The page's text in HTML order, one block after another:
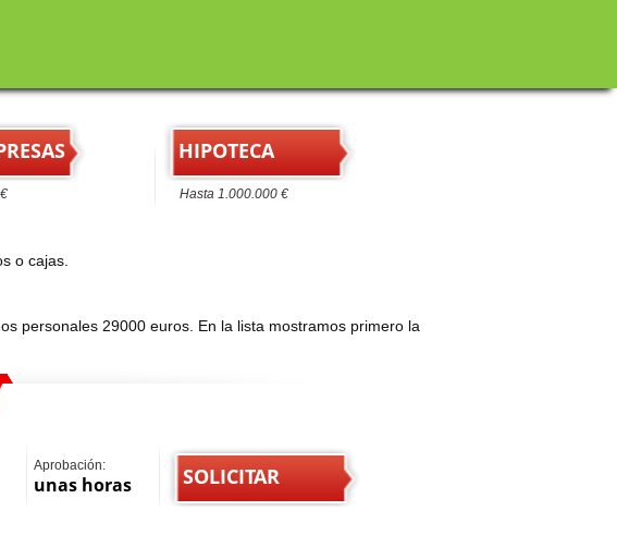
HIPOTECA
Hasta 1.000.000 €
o cajas.
personales 29000 euros. En la lista mostramos primero la
Aprobación:
unas horas SOLICITAR